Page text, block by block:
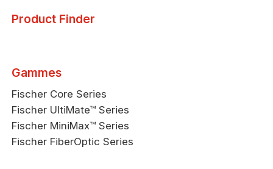
Product Finder
Gammes
Fischer Core Series
Fischer UltiMate™ Series
Fischer MiniMax™ Series
Fischer FiberOptic Series